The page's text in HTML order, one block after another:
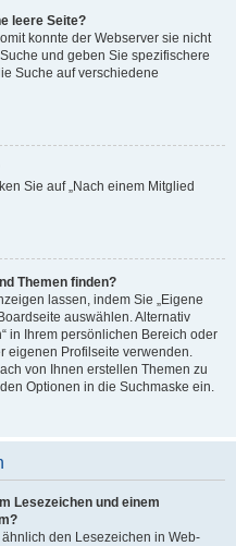
leere Seite?
konnte der Webserver sie nicht
und geben Sie spezifischere
Suche auf verschiedene
Sie auf „Nach einem Mitglied
Themen finden?
lassen, indem Sie „Eigene
auswählen. Alternativ
in Ihrem persönlichen Bereich oder
eigenen Profilseite verwenden.
von Ihnen erstellen Themen zu
Optionen in die Suchmaske ein.
Lesezeichen und einem
den Lesezeichen in Web-